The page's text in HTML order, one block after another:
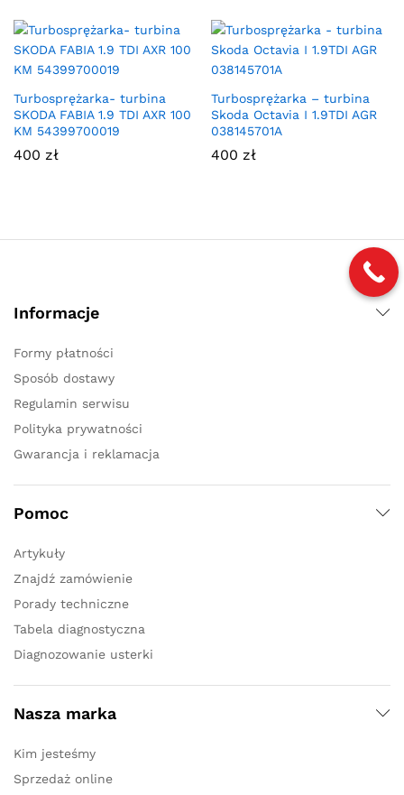
Turbosprężarka- turbina
SKODA FABIA 1.9 TDI AXR 100
KM 54399700019
400 zł
Turbosprężarka – turbina
Skoda Octavia I 1.9TDI AGR
038145701A
400 zł
Informacje
Formy płatności
Sposób dostawy
Regulamin serwisu
Polityka prywatności
Gwarancja i reklamacja
Pomoc
Artykuły
Znajdź zamówienie
Porady techniczne
Tabela diagnostyczna
Diagnozowanie usterki
Nasza marka
Kim jesteśmy
Sprzedaż online